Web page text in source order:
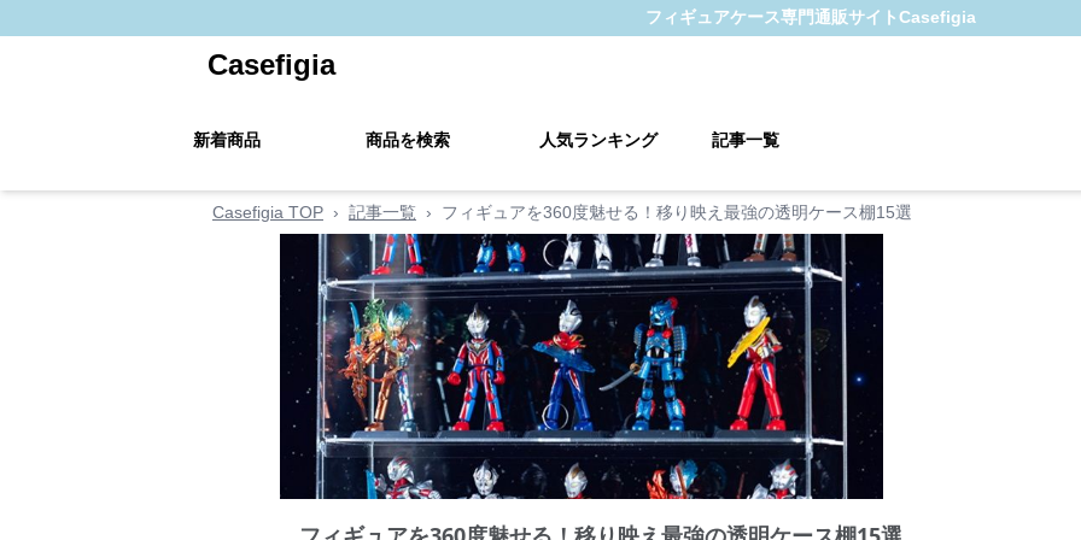
フィギュアケース専門通販サイトCasefigia
Casefigia
新着商品 商品を検索 人気ランキング 記事一覧
Casefigia TOP › 記事一覧 › フィギュアを360度魅せる！移り映え最強の透明ケース棚15選